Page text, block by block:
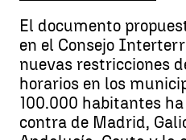
El documento
en el Consejo
nuevas restricciones
horarios en los
100.000 habitantes
contra de Madrid,